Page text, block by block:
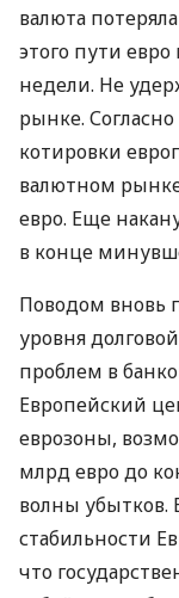
валюта
этого пути
недели. Не
рынке.
котировки
валютном
евро. Еще
в конце
Поводом вновь
уровня
проблем в
Европейский
еврозоны,
млрд евро до
волны убытков.
стабильности
что